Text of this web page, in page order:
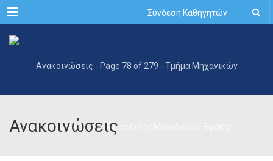
Menu Σύνδεση Καθηγητών
Ανακοινώσεις